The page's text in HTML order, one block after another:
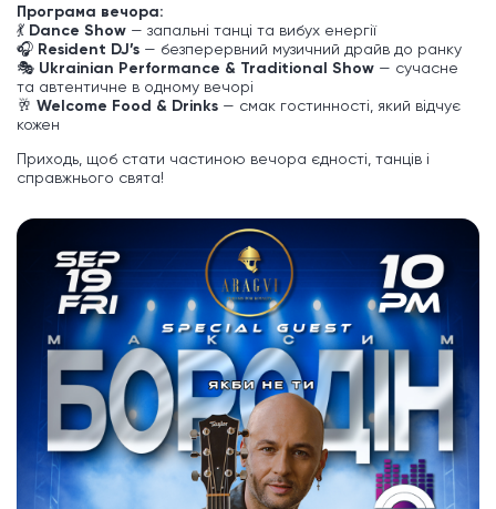
Програма вечора:
💃 Dance Show — запальні танці та вибух енергії
🎧 Resident DJ’s — безперервний музичний драйв до ранку
🎭 Ukrainian Performance & Traditional Show — сучасне
та автентичне в одному вечорі
🥂 Welcome Food & Drinks — смак гостинності, який відчує
кожен
Приходь, щоб стати частиною вечора єдності, танців і
справжнього свята!